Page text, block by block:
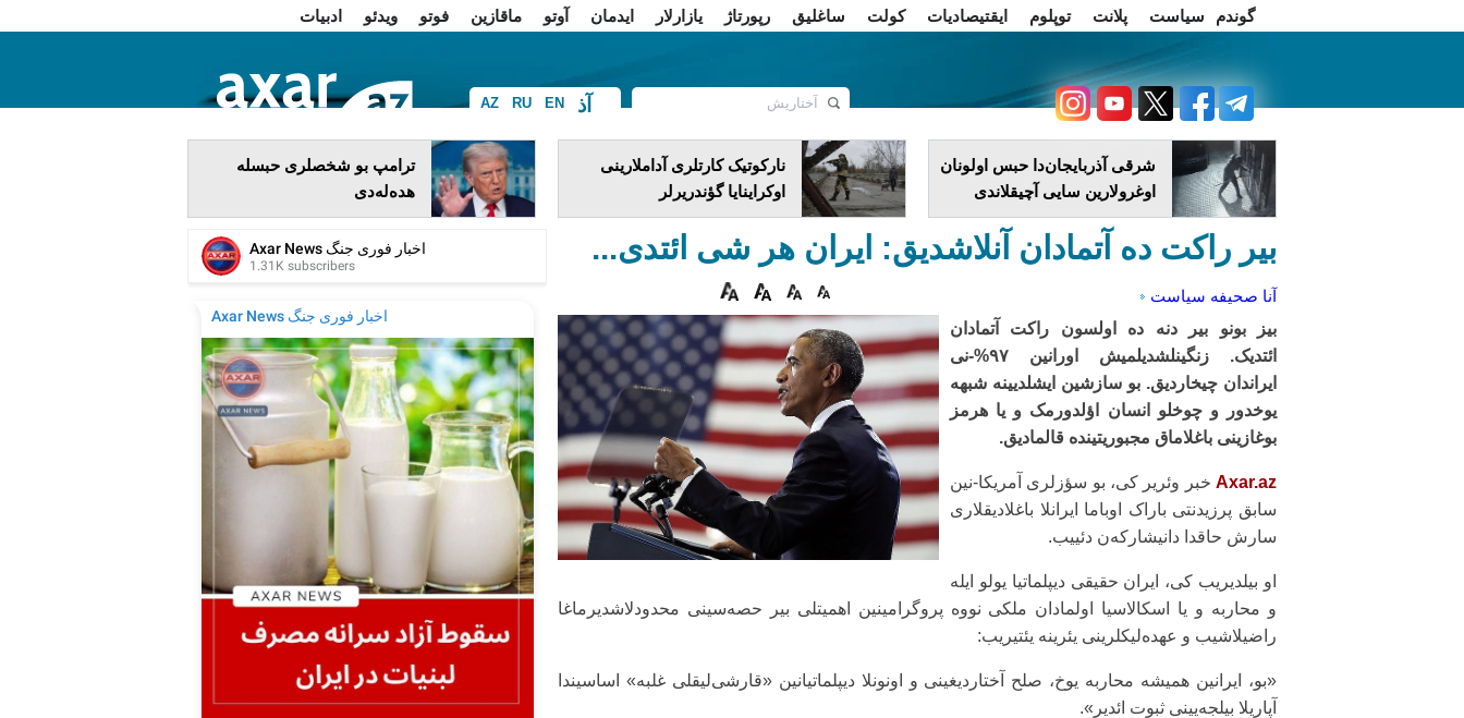
گوندم سیاست پلانت توپلوم ایقتیصادیات کولت ساغلیق رپورتاژ یازارلار ایدمان آوتو ماقازین فوتو ویدئو
ادبیات
AZ RU EN آذ
فا
شرقی آذربایجان‌دا حبس اولونان
اوغرولارین سایی آچیقلاندی
نارکوتیک کارتلری آداملارینی
اوکراینایا گؤندریرلر
ترامپ بو شخصلری حبسله
هده‌له‌دی
بیر راکت ده آتمادان آنلاشدیق: ایران هر شی ائتدی...
آنا صحیفه سیاست
بیز بونو بیر دنه ده اولسون راکت آتمادان
ائتدیک. زنگینلشدیلمیش اورانین ۹۷%-نی
ایراندان چیخاردیق. بو سازشین ایشلدیینه شبهه
یوخدور و چوخلو انسان اؤلدورمک و یا هرمز
بوغازینی باغلاماق مجبوریتینده قالمادیق.
Axar.az خبر وئریر کی، بو سؤزلری آمریکا-نین
سابق پرزیدنتی باراک اوباما ایرانلا باغلادیقلاری
سارش حاقدا دانیشارکه‌ن دئییب.
او بیلدیریب کی، ایران حقیقی دیپلماتیا یولو ایله
و محاربه و یا اسکالاسیا اولمادان ملکی نووه پروگرامینین اهمیتلی بیر حصه‌سینی محدودلاشدیرماغا
راضیلاشیب و عهده‌لیکلرینی یئرینه یئتیریب:
«بو، ایرانین همیشه محاربه یوخ، صلح آختاردیغینی و اونونلا دیپلماتیانین «قارشی‌لیقلی غلبه» اساسیندا
آپاریلا بیلجه‌یینی ثبوت ائدیر».